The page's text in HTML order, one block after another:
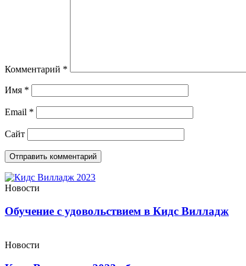
Комментарий *
Имя *
Email *
Сайт
Новости
Обучение с удовольствием в Кидс Вилладж
Новости